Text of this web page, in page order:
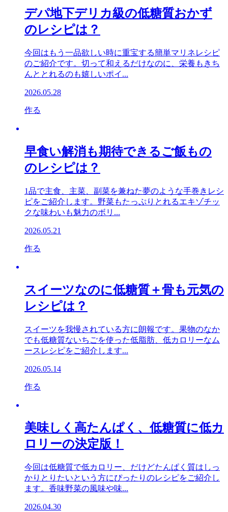
デパ地下デリカ級の低糖質おかず
のレシピは？
今回はもう一品欲しい時に重宝する簡単マリネレシピ
のご紹介です。切って和えるだけなのに、栄養もきち
んととれるのも嬉しいポイ...
2026.05.28
作る
早食い解消も期待できるご飯もの
のレシピは？
1品で主食、主菜、副菜を兼ねた夢のような手巻きレシ
ピをご紹介します。野菜もたっぷりとれるエキゾチッ
クな味わいも魅力のボリ...
2026.05.21
作る
スイーツなのに低糖質＋骨も元気の
レシピは？
スイーツを我慢されている方に朗報です。果物のなか
でも低糖質ないちごを使った低脂肪、低カロリーなム
ースレシピをご紹介します...
2026.05.14
作る
美味しく高たんぱく、低糖質に低カ
ロリーの決定版！
今回は低糖質で低カロリー、だけどたんぱく質はしっ
かりとりたいという方にぴったりのレシピをご紹介し
ます。香味野菜の風味や味...
2026.04.30